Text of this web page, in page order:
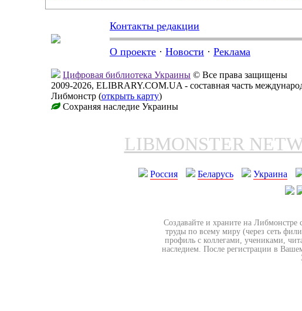
Контакты редакции
О проекте · Новости · Реклама
Цифровая библиотека Украины © Все права защищены
2009-2026, ELIBRARY.COM.UA - составная часть
Либмонстр (открыть карту)
Сохраняя наследие Украины
LIBMONSTER
Россия Беларусь Украина
Создавайте и храните на
труды по всему миру (через сеть
профиль с коллегами, учениками,
наследием. После регистрации в